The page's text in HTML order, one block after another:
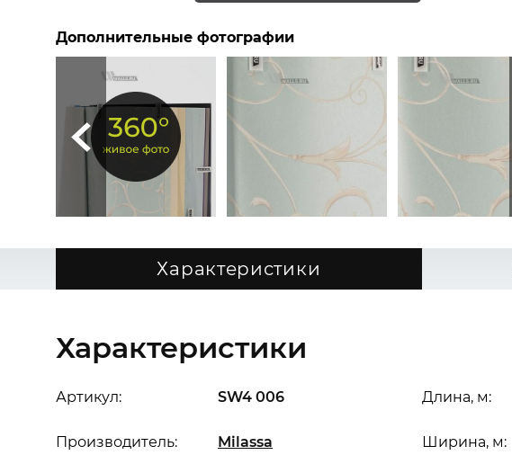
Дополнительные фотографии
Характеристики
Характеристики
Артикул: SW4 006
Производитель: Milassa
Длина, м:
Ширина, м: